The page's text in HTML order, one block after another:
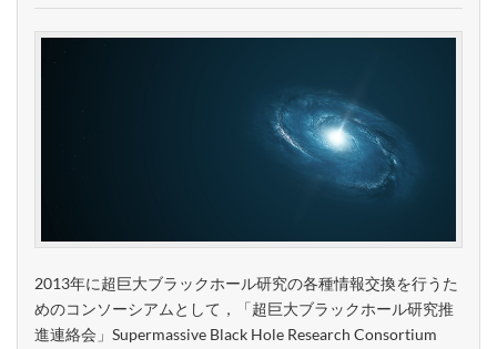
2013年に超巨大ブラックホール研究の各種情報交換を行うた
めのコンソーシアムとして，「超巨大ブラックホール研究推
進連絡会」Supermassive Black Hole Research Consortium